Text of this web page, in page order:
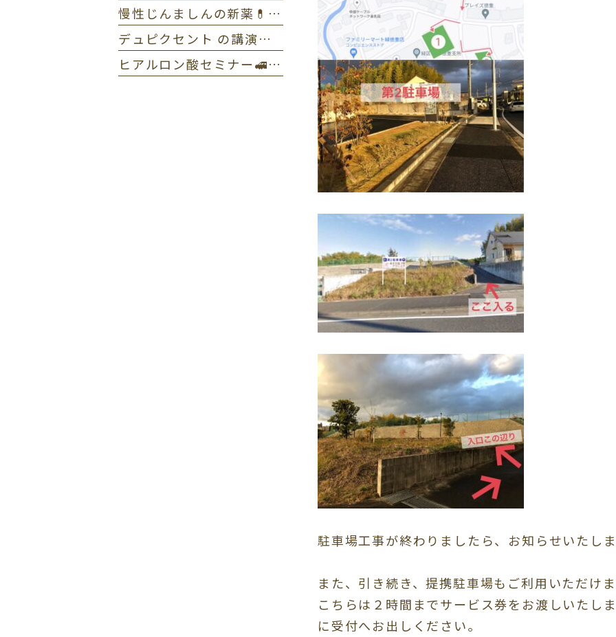
駐車場工事が終わりましたら、お知らせいたし
また、引き続き、提携駐車場もご利用いただけま
こちらは２時間までサービス券をお渡しいたし
に受付へお出しください。
慢性じんましんの新薬💊ラプシド✏️全体MTG
デュピクセント の講演をしました🎤アトピー性皮膚炎
ヒアルロン酸セミナー🚅東京